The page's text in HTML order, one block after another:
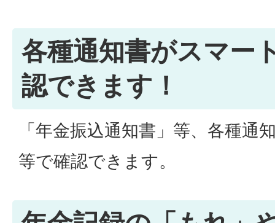
各種通知書がスマー
認できます！
「年金振込通知書」等、各種通
等で確認できます。